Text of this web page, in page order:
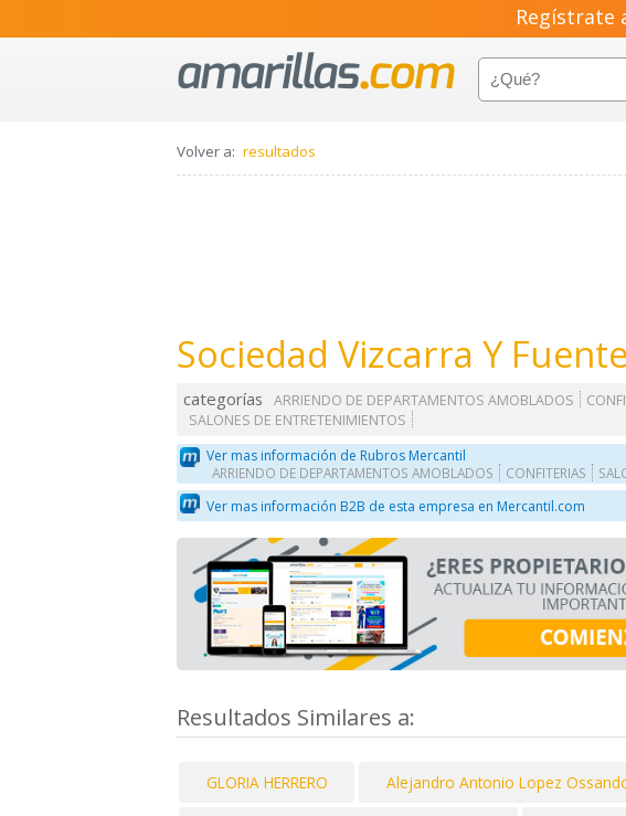
Regístrate
Volver a: resultados
Sociedad Vizcarra Y
categorías ARRIENDO DE DEPARTAMENTOS AMOBLADOS
SALONES DE ENTRETENIMIENTOS
Ver mas información de Rubros Mercantil
ARRIENDO DE DEPARTAMENTOS AMOBLADOS CONFITERIAS
Ver mas información B2B de esta empresa en Mercantil.com
Resultados Similares a:
GLORIA HERRERO Alejandro Antonio Lopez